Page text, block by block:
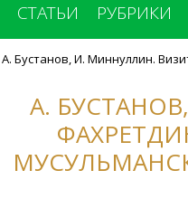
СТАТЬИ РУБРИКИ
А. Бустанов, И. Миннуллин.
А.